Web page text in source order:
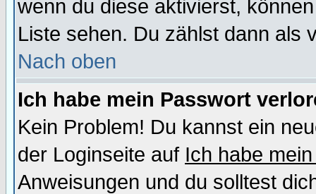
wenn du diese aktivierst,
Liste sehen. Du zählst dann als
Nach oben
Ich habe mein Passwort
Kein Problem! Du kannst ein
der Loginseite auf Ich habe
Anweisungen und du solltest